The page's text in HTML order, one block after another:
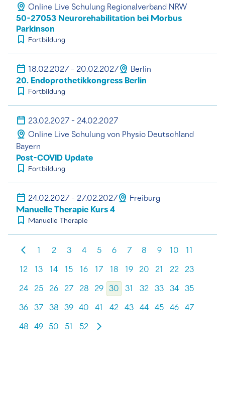
Online Live Schulung Regionalverband NRW
50-27053 Neurorehabilitation bei Morbus
Parkinson
Fortbildung
18.02.2027 - 20.02.2027 Berlin
20. Endoprothetikkongress Berlin
Fortbildung
23.02.2027 - 24.02.2027
Online Live Schulung von Physio Deutschland
Bayern
Post-COVID Update
Fortbildung
24.02.2027 - 27.02.2027 Freiburg
Manuelle Therapie Kurs 4
Manuelle Therapie
1 2 3 4 5 6 7 8 9 10 11
12 13 14 15 16 17 18 19 20 21 22 23
24 25 26 27 28 29 30 31 32 33 34 35
36 37 38 39 40 41 42 43 44 45 46 47
48 49 50 51 52